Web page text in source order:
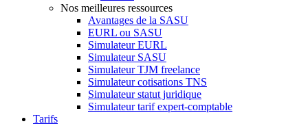
Nos meilleures ressources
Avantages de la SASU
EURL ou SASU
Simulateur EURL
Simulateur SASU
Simulateur TJM freelance
Simulateur cotisations TNS
Simulateur statut juridique
Simulateur tarif expert-comptable
Tarifs